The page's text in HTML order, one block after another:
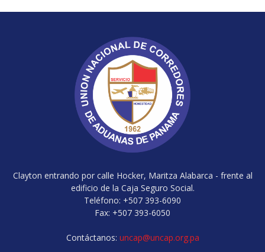
Clayton entrando por calle Hocker, Maritza Alabarca - frente al
edificio de la Caja Seguro Social.
Teléfono: +507 393-6090
Fax: +507 393-6050
Contáctanos: uncap@uncap.org.pa